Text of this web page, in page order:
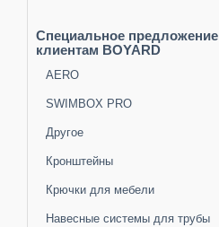
Специальное предложение
клиентам BOYARD
AERO
SWIMBOX PRO
Другое
Кронштейны
Крючки для мебели
Навесные системы для трубы